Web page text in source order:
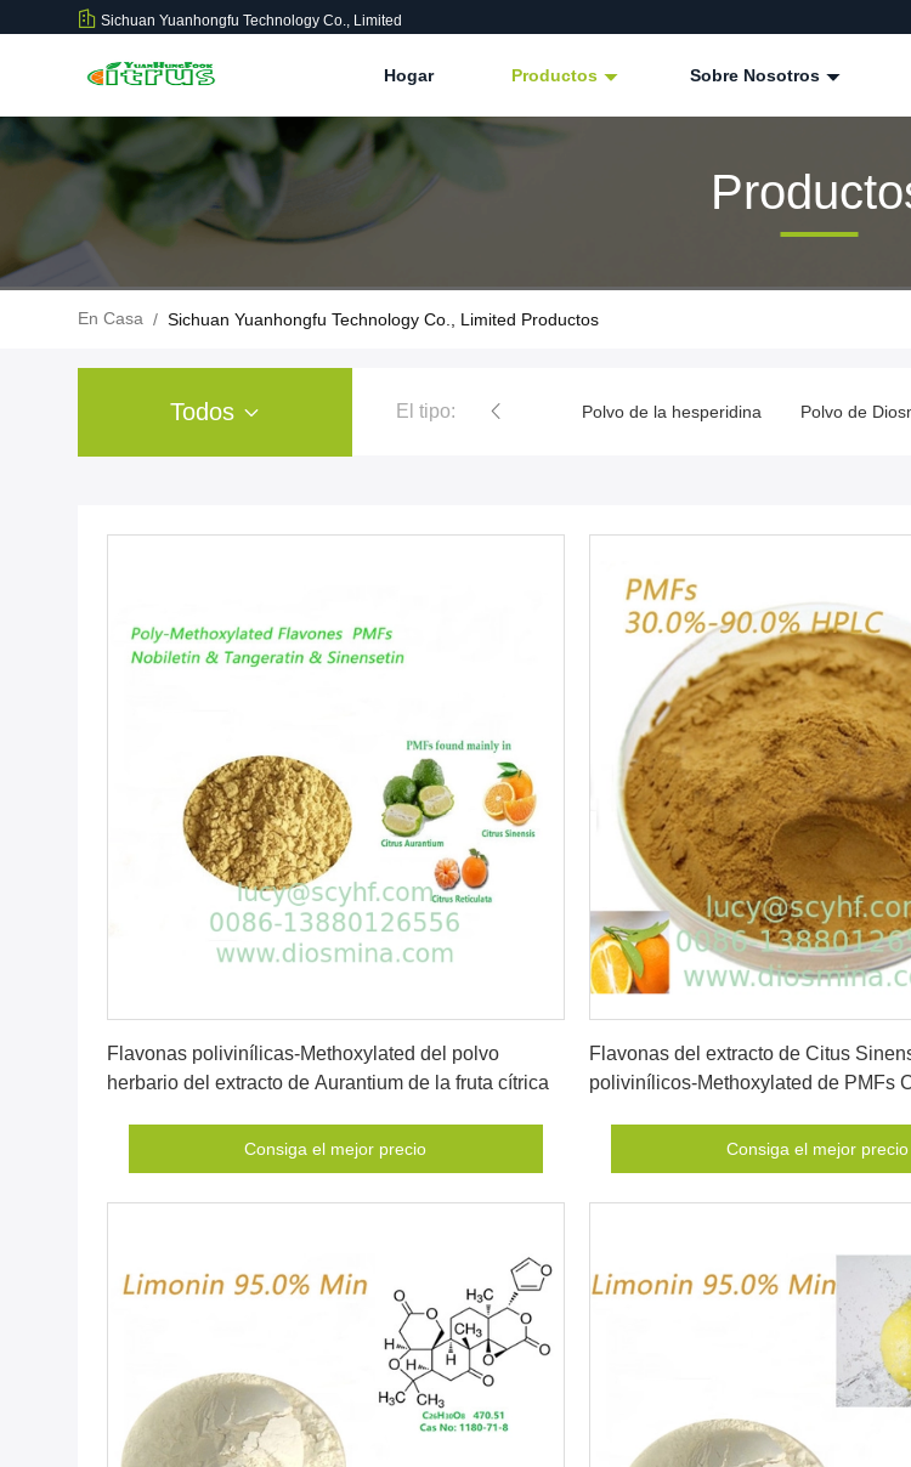
Sichuan Yuanhongfu Technology Co., Limited
Hogar Productos Sobre Nosotros
En Casa / Sichuan Yuanhongfu Technology Co., Limited Productos
Todos El tipo:
polvo del extracto de la fruta cítrica Polvo de la hesperidina Polvo de
Flavonas polivinílicas-Methoxylated del polvo
herbario del extracto de Aurantium de la fruta cítrica
Consiga el mejor precio
Flavonas del extracto de Citus
polivinílicos-Methoxylated de PMFs
Consiga el mejor precio